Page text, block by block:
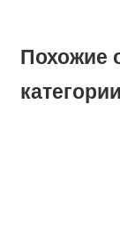
Похожие
категории